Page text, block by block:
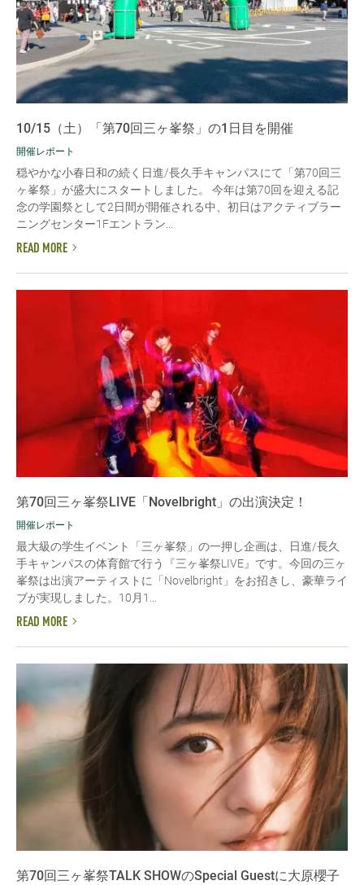
10/15（土）「第70回三ヶ峯祭」の1日目を開催
開催レポート
穏やかな小春日和の続く日進/長久手キャンパスにて「第70回三
ヶ峯祭」が盛大にスタートしました。 今年は第70回を迎える記
念の学園祭として2日間が開催される中、初日はアクティブラー
ニングセンター1Fエントラン...
READ MORE
第70回三ヶ峯祭LIVE「Novelbright」の出演決定！
開催レポート
最大級の学生イベント「三ヶ峯祭」の一押し企画は、日進/長久
手キャンパスの体育館で行う『三ヶ峯祭LIVE』です。今回の三ヶ
峯祭は出演アーティストに「Novelbright」をお招きし、豪華ライ
ブが実現しました。10月1...
READ MORE
第70回三ヶ峯祭TALK SHOWのSpecial Guestに大原櫻子